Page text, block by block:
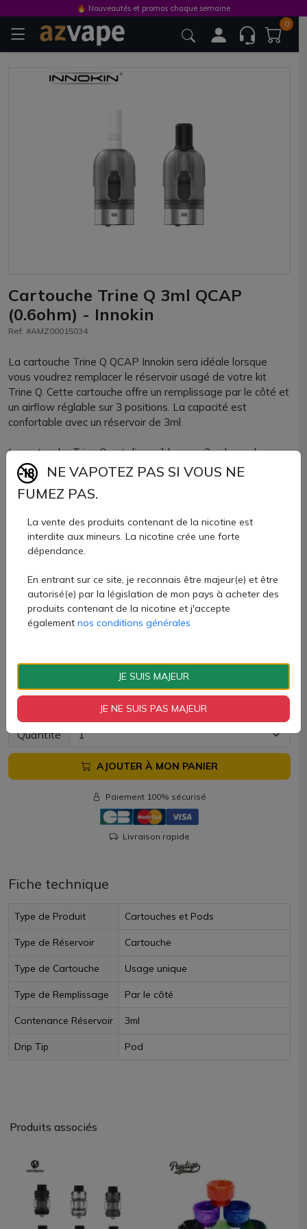
0
Cartouche Trine Q 3ml QCAP
(0.6ohm) - Innokin
Ref: #AMZ00015034
La cartouche Trine Q QCAP Innokin sera idéale lorsque
vous voudrez remplacer le réservoir usagé de votre kit
Trine Q. Cette cartouche offre un remplissage par le côté et
un airflow réglable sur 3 positions. La capacité est
confortable avec un réservoir de 3ml.
La cartouche Trine Q est disponible avec 3 valeurs de
résistance intégrée :
aérienne à 20W de puissance.
Cartouche Trine Q en 0.8 ohm : pour une vape MTL à 15W
de puissance.
Cartouche Trine Q en 1.2 ohm : pour une vape pur MTL à
11W de puissance.
Cartouche Trine Q QCAP vendue chez AZVape à l'unité.
5,20 €
Quantité
AJOUTER À MON PANIER
Paiement 100% sécurisé
Livraison rapide
Fiche technique
Type de Produit Cartouches et Pods
Type de Réservoir Cartouche
Type de Cartouche Usage unique
Type de Remplissage Par le côté
Contenance Réservoir 3ml
Drip Tip Pod
Produits associés
🔥 Nouveautés et promos chaque semaine
NE VAPOTEZ PAS SI VOUS NE
FUMEZ PAS.
La vente des produits contenant de la nicotine est
interdite aux mineurs. La nicotine crée une forte
dépendance.
En entrant sur ce site, je reconnais être majeur(e) et être
autorisé(e) par la législation de mon pays à acheter des
produits contenant de la nicotine et j'accepte
également nos conditions générales
JE SUIS MAJEUR
JE NE SUIS PAS MAJEUR